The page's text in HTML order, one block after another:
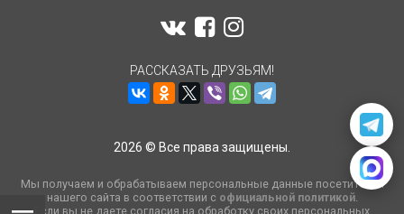
РАССКАЗАТЬ ДРУЗЬЯМ!
2026 © Все права защищены.
Мы получаем и обрабатываем персональные данные посетителей
нашего сайта в соответствии с официальной политикой.
Если вы не даете согласия на обработку своих персональных